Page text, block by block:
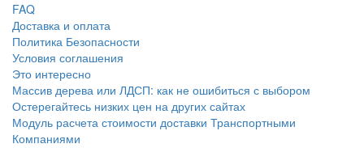
FAQ
Доставка и оплата
Политика Безопасности
Условия соглашения
Это интересно
Массив дерева или ЛДСП: как не ошибиться с выбором
Остерегайтесь низких цен на других сайтах
Модуль расчета стоимости доставки Транспортными
Компаниями